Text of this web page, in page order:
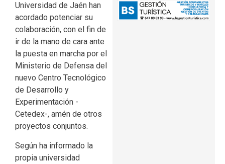
Universidad de Jaén han
acordado potenciar su
colaboración, con el fin de
ir de la mano de cara ante
la puesta en marcha por el
Ministerio de Defensa del
nuevo Centro Tecnológico
de Desarrollo y
Experimentación -
Cetedex-, amén de otros
proyectos conjuntos.
Según ha informado la
propia universidad